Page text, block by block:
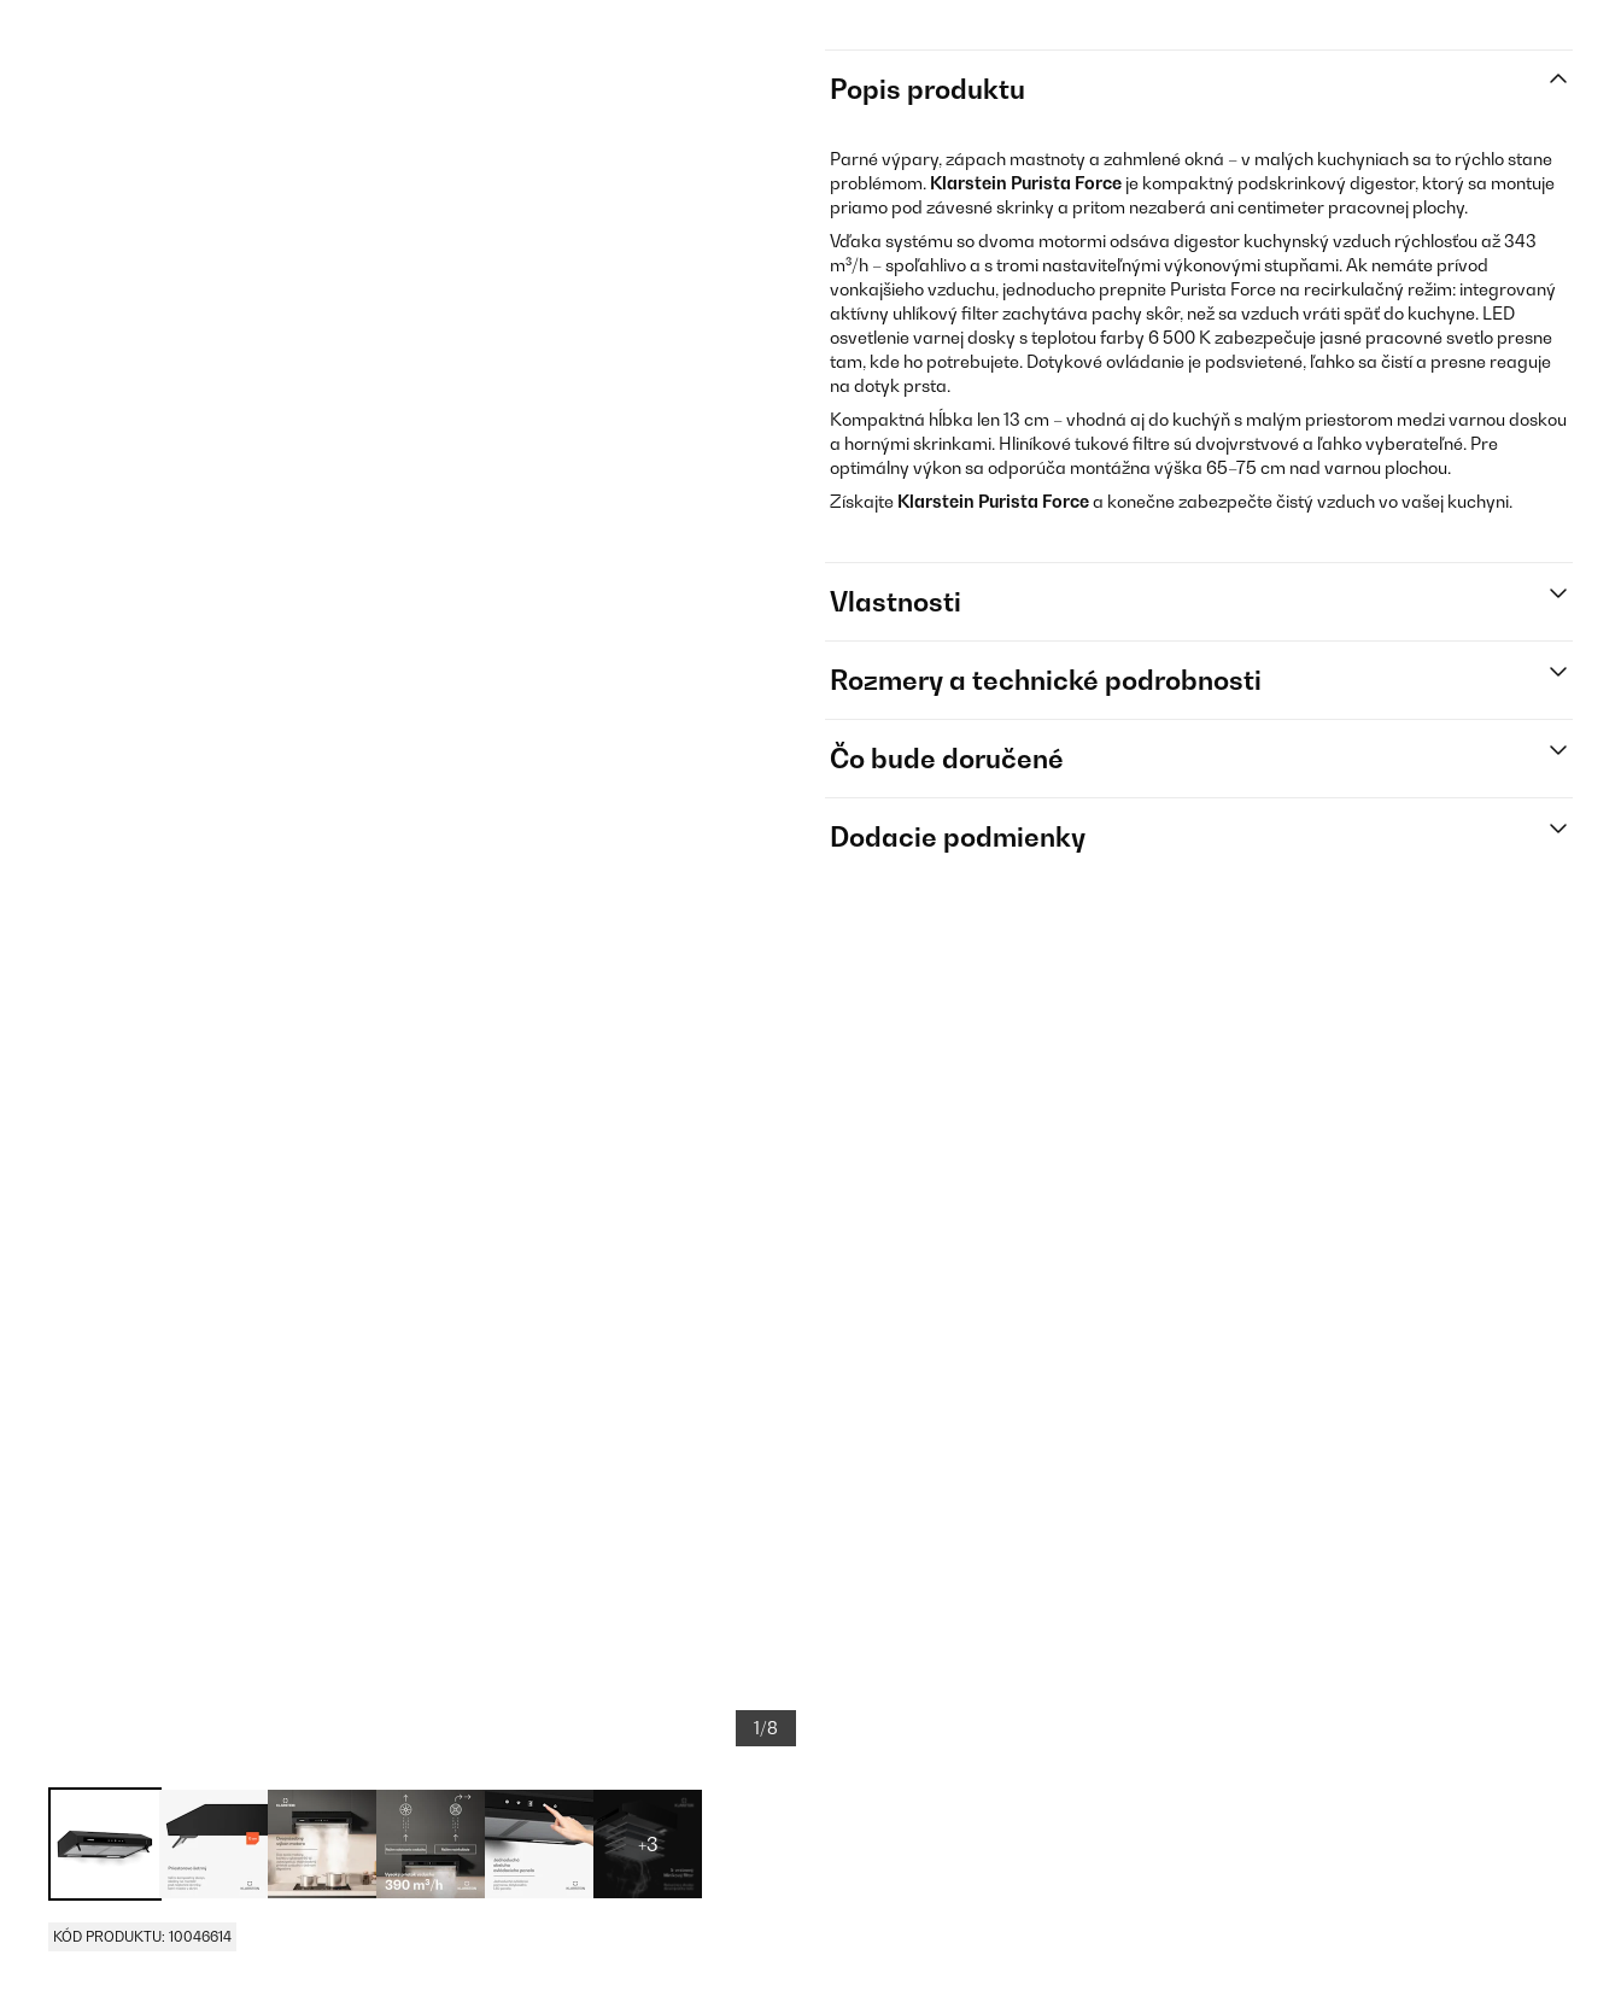
1/8
+3
KÓD PRODUKTU: 10046614
Popis produktu
Parné výpary, zápach mastnoty a zahmlené okná – v malých kuchyniach sa to rýchlo stane
problémom. Klarstein Purista Force je kompaktný podskrinkový digestor, ktorý sa montuje
priamo pod závesné skrinky a pritom nezaberá ani centimeter pracovnej plochy.
Vďaka systému so dvoma motormi odsáva digestor kuchynský vzduch rýchlosťou až 343
m³/h – spoľahlivo a s tromi nastaviteľnými výkonovými stupňami. Ak nemáte prívod
vonkajšieho vzduchu, jednoducho prepnite Purista Force na recirkulačný režim: integrovaný
aktívny uhlíkový filter zachytáva pachy skôr, než sa vzduch vráti späť do kuchyne. LED
osvetlenie varnej dosky s teplotou farby 6 500 K zabezpečuje jasné pracovné svetlo presne
tam, kde ho potrebujete. Dotykové ovládanie je podsvietené, ľahko sa čistí a presne reaguje
na dotyk prsta.
Kompaktná hĺbka len 13 cm – vhodná aj do kuchýň s malým priestorom medzi varnou doskou
a hornými skrinkami. Hliníkové tukové filtre sú dvojvrstvové a ľahko vyberateľné. Pre
optimálny výkon sa odporúča montážna výška 65–75 cm nad varnou plochou.
Získajte Klarstein Purista Forcea konečne zabezpečte čistý vzduch vo vašej kuchyni.
Vlastnosti
Rozmery a technické podrobnosti
Čo bude doručené
Dodacie podmienky